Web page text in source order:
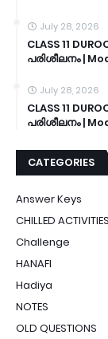
July 28, 2026
CLASS 11
പരിശീലനം |
July 28, 2026
CLASS 11
പരിശീലനം |
CATEGORIES
Answer Keys
CHILLED ACTIVITIES
Challenge
HANAFI
Hadiya
NOTES
OLD QUESTIONS